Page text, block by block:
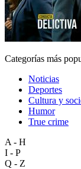
Categorías más
Noticias
Deportes
Cultura y
Humor
True crime
A - H
I - P
Q - Z